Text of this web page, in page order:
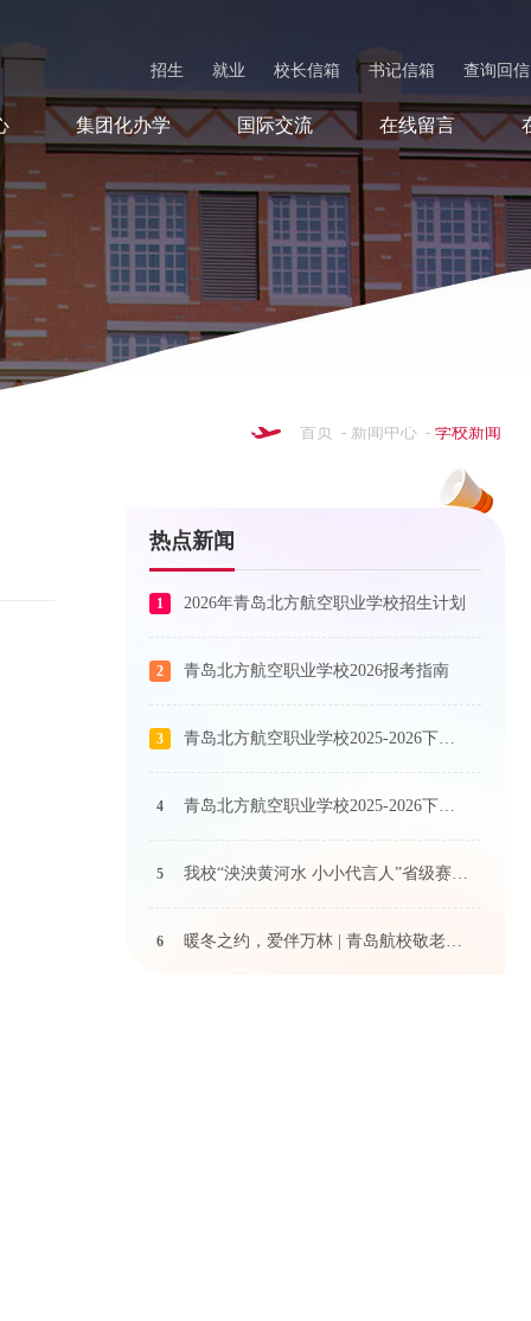
招生 就业 校长信箱 书记信箱 查询回信
集团化办学 国际交流 在线留言
首页 - 新闻中心 - 学校新闻
热点新闻
1 2026年青岛北方航空职业学校招生计划
2 青岛北方航空职业学校2026报考指南
3 青岛北方航空职业学校2025-2026下学期艺术课程公示
4 青岛北方航空职业学校2025-2026下学期体育课程公示
5 我校“泱泱黄河水 小小代言人”省级赛事奖状荣耀抵达！
6 暖冬之约，爱伴万林 | 青岛航校敬老院关爱行动温情启航